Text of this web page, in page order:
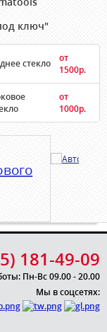
ключ"
стекло
от
1500р.
от
1000р.
181-49-09
Пн-Вс 09.00 - 20.00
Мы в соцсетях: